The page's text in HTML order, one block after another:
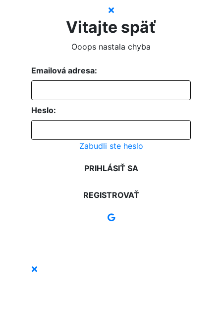
Vitajte späť
Ooops nastala chyba
Emailová adresa:
Heslo:
Zabudli ste heslo
PRIHLÁSIŤ SA
REGISTROVAŤ